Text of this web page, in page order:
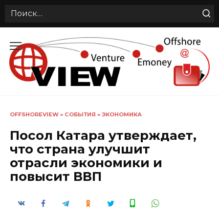
Search
содержанию
OFFSHOREVIEW » СОБЫТИЯ » ЭКОНОМИКА
Посол Катара утверждает,
что страна улучшит
отрасли экономики и
повысит ВВП